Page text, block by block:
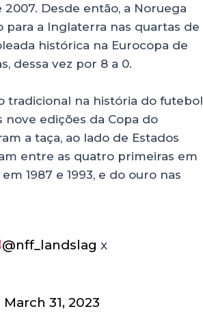
Desde então, a Noruega
para a Inglaterra nas quartas de
histórica na Eurocopa de
dessa vez por 8 a 0.
tradicional na história do futebol
edições da Copa do
a taça, ao lado de Estados
entre as quatro primeiras em
1987 e 1993, e do ouro nas
@nff_landslag x
March 31, 2023